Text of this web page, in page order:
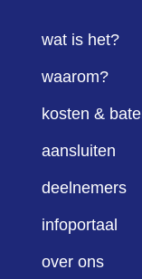
wat is het?
waarom?
kosten &
aansluiten
deelnemers
infoportaal
over ons